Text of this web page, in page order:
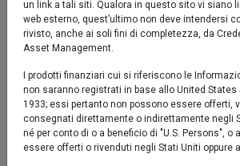
Performance al 03/08/2026
YTD -0,02%
1 mese -0,27%
3 mesi 0,33%
un link a tali siti. Qualora in questo sito vi siano
web esterno, quest’ultimo non deve intendersi
rivisto, anche ai soli fini di completezza, da
Asset Management.
I prodotti finanziari cui si riferiscono le
non saranno registrati in base allo United
1933; essi pertanto non possono essere offerti,
consegnati direttamente o indirettamente negli
né per conto di o a beneficio di "U.S. Persons", o
essere offerti o rivenduti negli Stati Uniti oppure